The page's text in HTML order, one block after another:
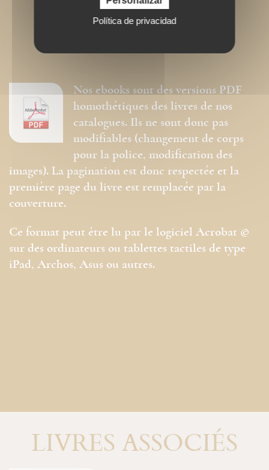
Nos ebooks sont des versions PDF
homothétiques des livres de nos
catalogues. Ils ne sont donc pas
modifiables (changement de corps
pour la police, modification des
images). La pagination est donc respectée et la
première page du livre est remplacée par la
couverture.
Ce format peut être lu par le logiciel Acrobat ©
sur des ordinateurs ou tablettes tactiles de type
iPad, Archos, Asus ou autres.
LIVRES ASSOCIÉS
Política de privacidad